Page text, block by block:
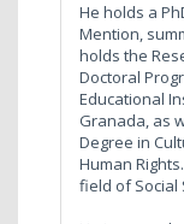
He holds a
Mention,
holds the
Doctoral
Educational
Granada, as
Degree in
Human
field of Social